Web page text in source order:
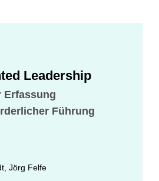
Leadership
Erfassung
Führung
,Jörg Felfe